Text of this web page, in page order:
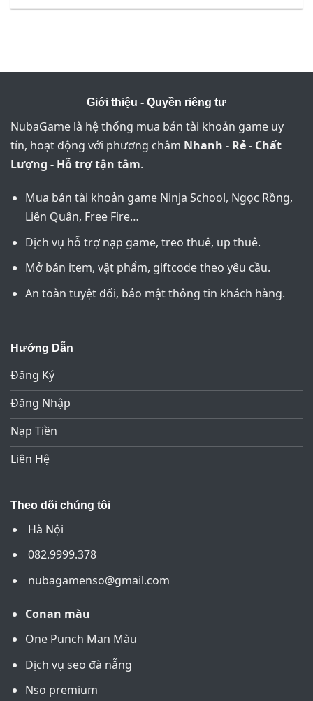
Giới thiệu - Quyền riêng tư
NubaGame là hệ thống mua bán tài khoản game uy
tín, hoạt động với phương châm Nhanh - Rẻ - Chất
Lượng - Hỗ trợ tận tâm.
Mua bán tài khoản game Ninja School, Ngọc Rồng,
Liên Quân, Free Fire…
Dịch vụ hỗ trợ nạp game, treo thuê, up thuê.
Mở bán item, vật phẩm, giftcode theo yêu cầu.
An toàn tuyệt đối, bảo mật thông tin khách hàng.
Hướng Dẫn
Đăng Ký
Đăng Nhập
Nạp Tiền
Liên Hệ
Theo dõi chúng tôi
Hà Nội
082.9999.378
nubagamenso@gmail.com
Conan màu
One Punch Man Màu
Dịch vụ seo đà nẵng
Nso premium